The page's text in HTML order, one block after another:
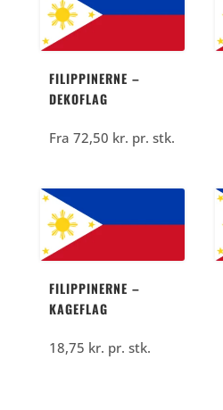
FILIPPINERNE –
DEKOFLAG
Fra 72,50 kr. pr. stk.
FILIPPINERNE –
KAGEFLAG
18,75 kr. pr. stk.